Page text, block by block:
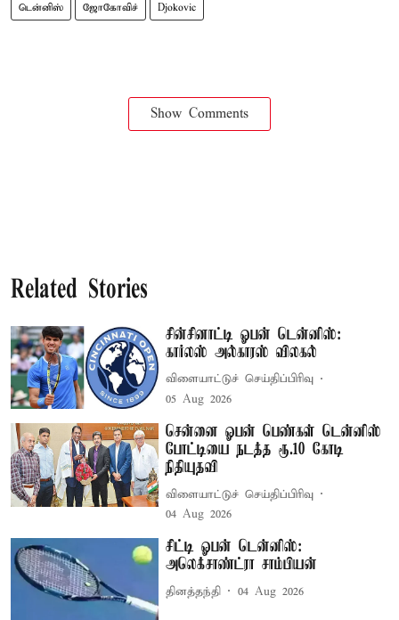
டென்னிஸ் ஜோகோவிச் Djokovic
Show Comments
Related Stories
சின்சினாட்டி ஓபன் டென்னிஸ்:
கார்லஸ் அல்காரஸ் விலகல்
விளையாட்டுச் செய்திப்பிரிவு
05 Aug 2026
சென்னை ஓபன் பெண்கள் டென்னிஸ்
போட்டியை நடத்த ரூ.10 கோடி
நிதியுதவி
விளையாட்டுச் செய்திப்பிரிவு
04 Aug 2026
சிட்டி ஓபன் டென்னிஸ்:
அலெக்சாண்ட்ரா சாம்பியன்
தினத்தந்தி 04 Aug 2026